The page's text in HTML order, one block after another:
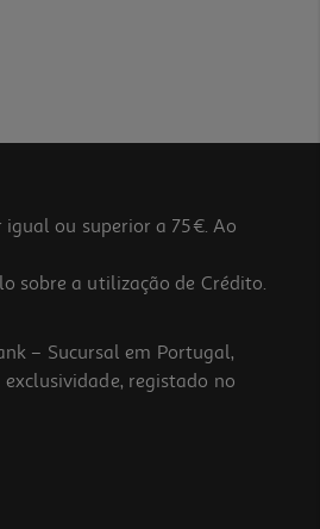
ou superior a 75€. Ao
sobre a utilização de Crédito.
– Sucursal em Portugal,
registado no